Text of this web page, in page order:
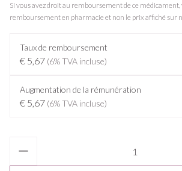
Si vous avez droit au remboursement de ce médicament,
remboursement en pharmacie et non le prix affiché sur
Taux de remboursement
€ 5,67 (6% TVA incluse)
Augmentation de la rémunération
€ 5,67 (6% TVA incluse)